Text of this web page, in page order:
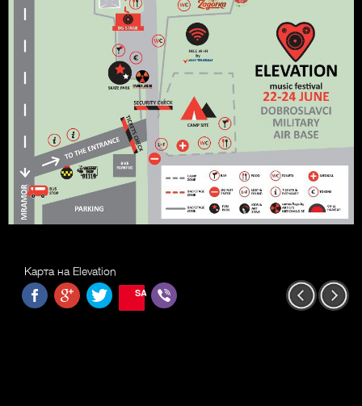
Карта на Elevation
SAVE